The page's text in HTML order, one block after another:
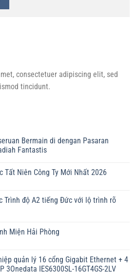
consectetuer adipiscing elit, sed
tincidunt.
Bermain di dengan Pasaran
Fantastis
Tất Niên Công Ty Mới Nhất 2026
Trình độ A2 tiếng Đức với lộ trình rõ
Miện Hải Phòng
quản lý 16 cổng Gigabit Ethernet + 4
3Onedata IES6300SL-16GT4GS-2LV